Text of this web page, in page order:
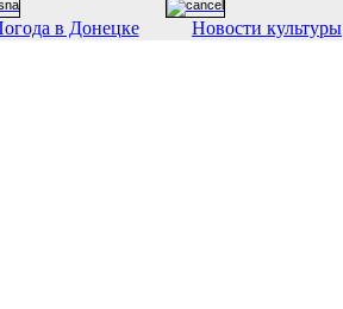
в Донецке Новости культуры